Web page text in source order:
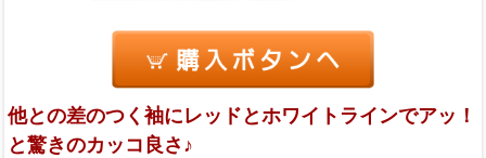
他との差のつく袖にレッドとホワイトラインでアッ！
と驚きのカッコ良さ♪